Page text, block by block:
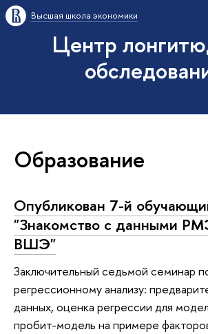
Высшая школа экономики
Центр
Образование
Опубликован 7-й
"Знакомство с данными
ВШЭ"
Заключительный седьмой семинар
регрессионному анализу:
данных, оценка регрессии для
пробит-модель на примере